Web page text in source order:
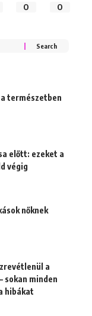
0 0
természetben
előtt: ezeket a
végig
nőknek
a
sokan minden
hibákat